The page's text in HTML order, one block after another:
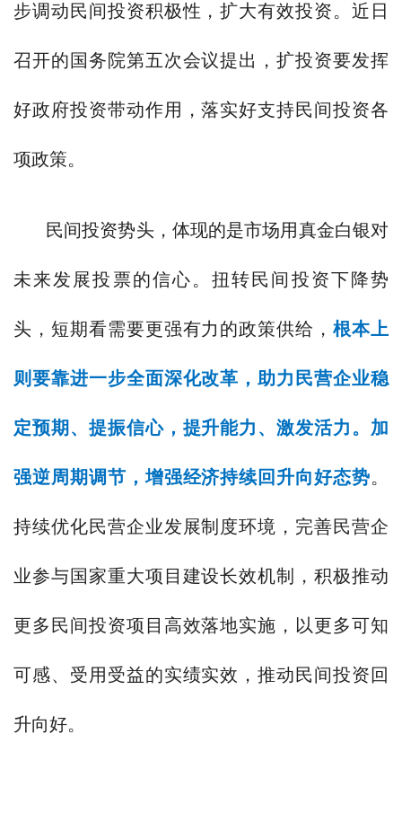
步调动民间投资积极性，扩大有效投资。近日
召开的国务院第五次会议提出，扩投资要发挥
好政府投资带动作用，落实好支持民间投资各
项政策。
民间投资势头，体现的是市场用真金白银对
未来发展投票的信心。扭转民间投资下降势
头，短期看需要更强有力的政策供给，根本上
则要靠进一步全面深化改革，助力民营企业稳
定预期、提振信心，提升能力、激发活力。加
强逆周期调节，增强经济持续回升向好态势。
持续优化民营企业发展制度环境，完善民营企
业参与国家重大项目建设长效机制，积极推动
更多民间投资项目高效落地实施，以更多可知
可感、受用受益的实绩实效，推动民间投资回
升向好。